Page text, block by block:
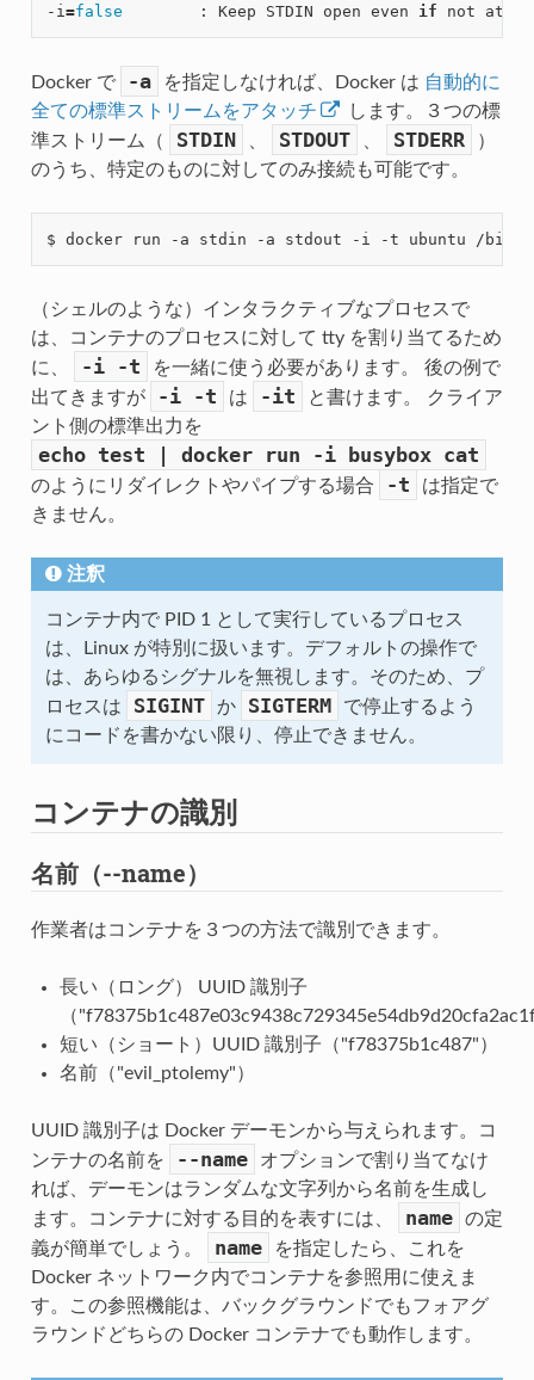
-i =false
        : Keep STDIN open even
if
Docker で -a を指定しなければ、Docker は 自動的に
全ての標準ストリームをアタッチ
します。３つの標
準ストリーム（
STDIN STDOUT STDERR
）
のうち、特定のものに対してのみ接続も可能です。
（シェルのような）インタラクティブなプロセスで
は、コンテナのプロセスに対して tty を割り当てるため
に、
-i -t
を一緒に使う必要があります。 後の例で
出てきますが
-i -t は -it
と書けます。 クライア
ント側の標準出力を
echo test | docker run -i busybox cat
のようにリダイレクトやパイプする場合 -t
は指定で
きません。
注釈
コンテナ内で PID 1 として実行しているプロセス
は、Linux が特別に扱います。デフォルトの操作で
は、あらゆるシグナルを無視します。そのため、プ
ロセスは
SIGINT か SIGTERM
で停止するよう
にコードを書かない限り、停止できません。
コンテナの識別
名前（--name）
作業者はコンテナを３つの方法で識別できます。
長い（ロング） UUID 識別子
（
短い（ショート）UUID 識別子（"f78375b1c487"）
名前（"evil_ptolemy"）
UUID 識別子は Docker デーモンから与えられます。コ
ンテナの名前を
--name
オプションで割り当てなけ
れば、デーモンはランダムな文字列から名前を生成し
ます。コンテナに対する目的を表すには、
name
の定
義が簡単でしょう。
name
を指定したら、これを
Docker ネットワーク内でコンテナを参照用に使えま
す。この参照機能は、バックグラウンドでもフォアグ
ラウンドどちらの Docker コンテナでも動作します。